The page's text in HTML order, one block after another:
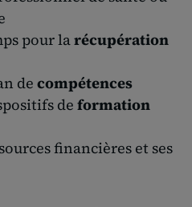
pour larécupération
de compétences
deformation
financières et ses